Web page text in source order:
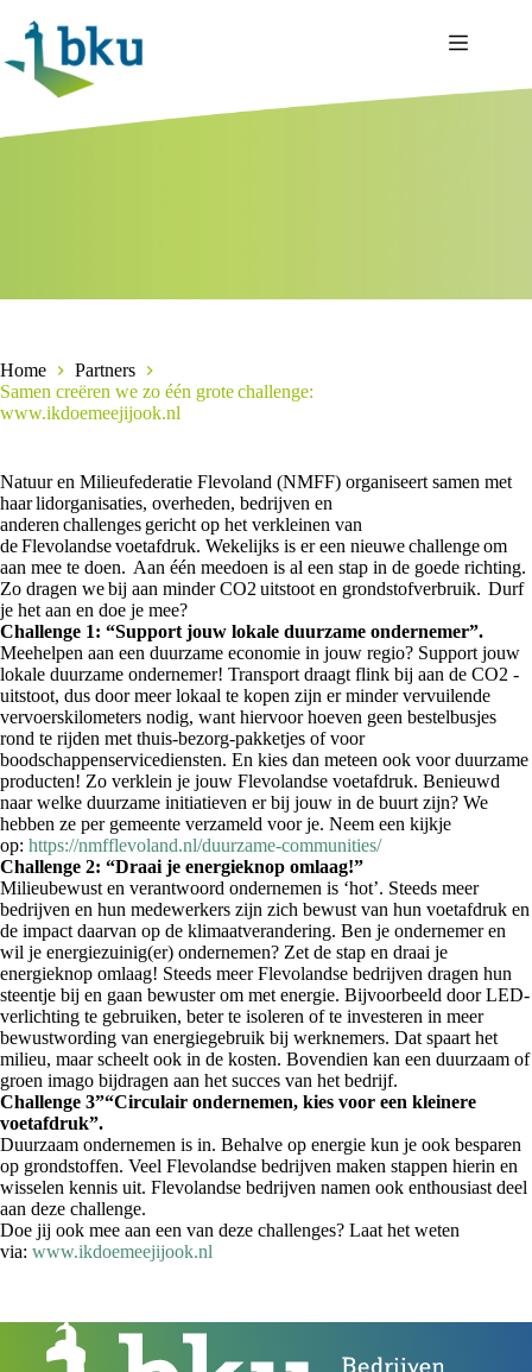
naar
inhoud
Home
Partners
Samen creëren we zo één grote challenge:
www.ikdoemeejijook.nl
Natuur en Milieufederatie Flevoland (NMFF) organiseert samen met
haar lidorganisaties, overheden, bedrijven en
anderen challenges gericht op het verkleinen van
de Flevolandse voetafdruk. Wekelijks is er een nieuwe challenge om
aan mee te doen. Aan één meedoen is al een stap in de goede richting.
Zo dragen we bij aan minder CO2 uitstoot en grondstofverbruik. Durf
je het aan en doe je mee?
Challenge 1: “Support jouw lokale duurzame ondernemer”.
Meehelpen aan een duurzame economie in jouw regio? Support jouw
lokale duurzame ondernemer! Transport draagt flink bij aan de CO2 -
uitstoot, dus door meer lokaal te kopen zijn er minder vervuilende
vervoerskilometers nodig, want hiervoor hoeven geen bestelbusjes
rond te rijden met thuis-bezorg-pakketjes of voor
boodschappenservicediensten. En kies dan meteen ook voor duurzame
producten! Zo verklein je jouw Flevolandse voetafdruk. Benieuwd
naar welke duurzame initiatieven er bij jouw in de buurt zijn? We
hebben ze per gemeente verzameld voor je. Neem een kijkje
op: https://nmfflevoland.nl/duurzame-communities/
Challenge 2: “Draai je energieknop omlaag!”
Milieubewust en verantwoord ondernemen is ‘hot’. Steeds meer
bedrijven en hun medewerkers zijn zich bewust van hun voetafdruk en
de impact daarvan op de klimaatverandering. Ben je ondernemer en
wil je energiezuinig(er) ondernemen? Zet de stap en draai je
energieknop omlaag! Steeds meer Flevolandse bedrijven dragen hun
steentje bij en gaan bewuster om met energie. Bijvoorbeeld door LED-
verlichting te gebruiken, beter te isoleren of te investeren in meer
bewustwording van energiegebruik bij werknemers. Dat spaart het
milieu, maar scheelt ook in de kosten. Bovendien kan een duurzaam of
groen imago bijdragen aan het succes van het bedrijf.
Challenge 3”“Circulair ondernemen, kies voor een kleinere
voetafdruk”.
Duurzaam ondernemen is in. Behalve op energie kun je ook besparen
op grondstoffen. Veel Flevolandse bedrijven maken stappen hierin en
wisselen kennis uit. Flevolandse bedrijven namen ook enthousiast deel
aan deze challenge.
Doe jij ook mee aan een van deze challenges? Laat het weten
via: www.ikdoemeejijook.nl